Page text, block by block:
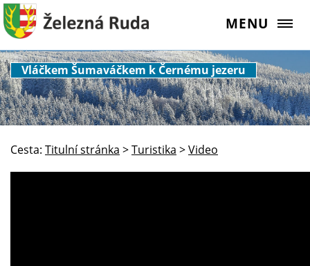
MENU
Vláčkem Šumaváčkem k Černému jezeru
Cesta: Titulní stránka >Turistika >Video